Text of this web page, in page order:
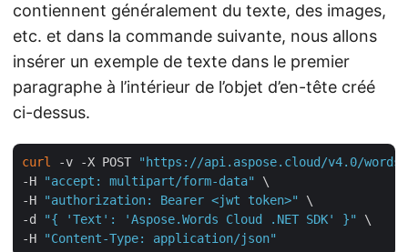
contiennent généralement du texte, des images,
etc. et dans la commande suivante, nous allons
insérer un exemple de texte dans le premier
paragraphe à l’intérieur de l’objet d’en-tête créé
ci-dessus.
curl -v -X POST
"https://api.aspose.cloud/v4.0/words/
-H
"accept: multipart/form-data"
\
-H
"authorization: Bearer <jwt token>"
\
-d
"{ 'Text': 'Aspose.Words Cloud .NET SDK' }"
\
-H
"Content-Type: application/json"